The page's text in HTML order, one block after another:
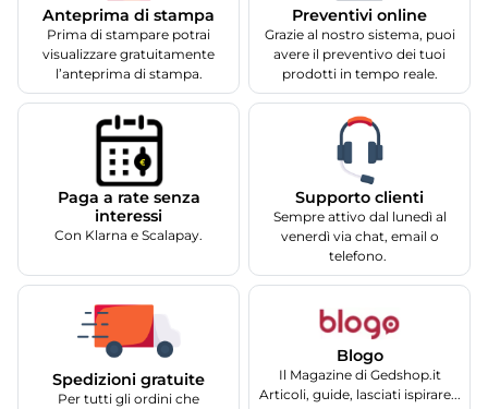
Anteprima di stampa
Prima di stampare potrai
visualizzare gratuitamente
l’anteprima di stampa.
Preventivi online
Grazie al nostro sistema, puoi
avere il preventivo dei tuoi
prodotti in tempo reale.
Paga a rate senza
interessi
Con Klarna e Scalapay.
Supporto clienti
Sempre attivo dal lunedì al
venerdì via chat, email o
telefono.
Spedizioni gratuite
Per tutti gli ordini che
Blogo
Il Magazine di Gedshop.it
Articoli, guide, lasciati ispirare...